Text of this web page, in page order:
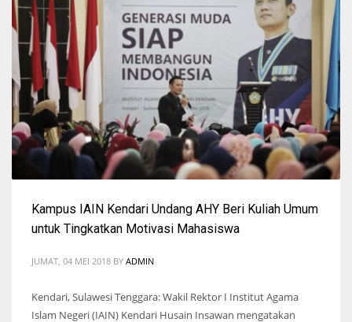
Kampus IAIN Kendari Undang AHY Beri Kuliah Umum
untuk Tingkatkan Motivasi Mahasiswa
JUMAT, 04 MEI 2018 BY ADMIN
Kendari, Sulawesi Tenggara: Wakil Rektor I Institut Agama
Islam Negeri (IAIN) Kendari Husain Insawan mengatakan